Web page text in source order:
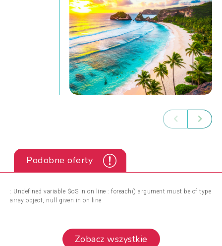
Podobne oferty
: Undefined variable $oS in on line : foreach() argument must be of type
array|object, null given in on line
Zobacz wszystkie